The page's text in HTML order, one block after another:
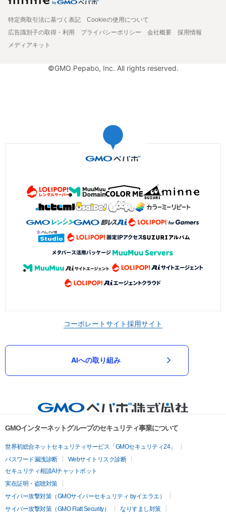
特定商取引法に基づく表記
Cookieの使用について
広告識別子の取得・利用
プライバシーポリシー 会社概要
採用情報
メディアキット
©GMO Pepabo, Inc. All rights reserved.
コーポレートサイト採用サイト
AIへの取り組み
GMOインターネットグループのセキュリティ事業について
世界初総合ネットセキュリティサービス「GMOセキュリティ24」
パスワード漏洩診断
Webサイトリスク診断
セキュリティ相談AIチャットボット
実在証明・盗聴対策
サイバー攻撃対策（GMOサイバーセキュリティ byイエラエ）
サイバー攻撃対策（GMO Flatt Security）
なりすまし対策